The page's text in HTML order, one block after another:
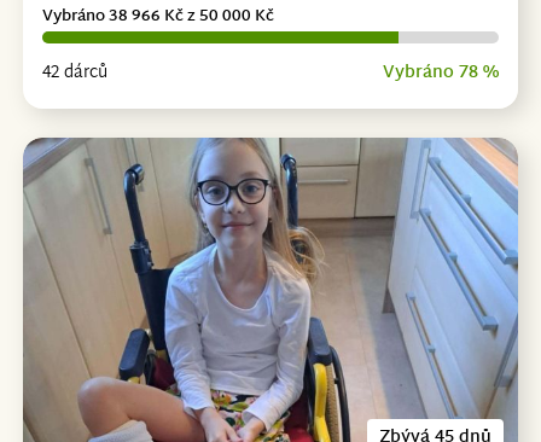
42 dárců Vybráno 78 %
Vybráno 38 966 Kč z 50 000 Kč